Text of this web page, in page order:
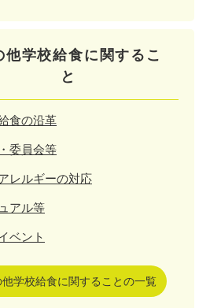
他学校給食に関するこ
と
食の沿革
委員会等
レルギーの対応
アル等
ベント
他学校給食に関することの一覧